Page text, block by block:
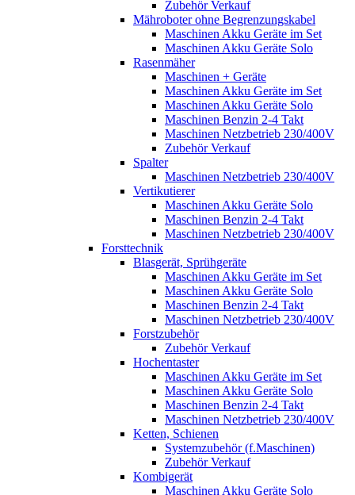
Zubehör Verkauf
Mähroboter ohne Begrenzungskabel
Maschinen Akku Geräte im Set
Maschinen Akku Geräte Solo
Rasenmäher
Maschinen + Geräte
Maschinen Akku Geräte im Set
Maschinen Akku Geräte Solo
Maschinen Benzin 2-4 Takt
Maschinen Netzbetrieb 230/400V
Zubehör Verkauf
Spalter
Maschinen Netzbetrieb 230/400V
Vertikutierer
Maschinen Akku Geräte Solo
Maschinen Benzin 2-4 Takt
Maschinen Netzbetrieb 230/400V
Forsttechnik
Blasgerät, Sprühgeräte
Maschinen Akku Geräte im Set
Maschinen Akku Geräte Solo
Maschinen Benzin 2-4 Takt
Maschinen Netzbetrieb 230/400V
Forstzubehör
Zubehör Verkauf
Hochentaster
Maschinen Akku Geräte im Set
Maschinen Akku Geräte Solo
Maschinen Benzin 2-4 Takt
Maschinen Netzbetrieb 230/400V
Ketten, Schienen
Systemzubehör (f.Maschinen)
Zubehör Verkauf
Kombigerät
Maschinen Akku Geräte Solo